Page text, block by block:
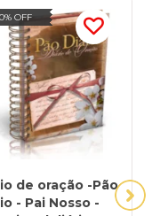
OFF
de oração -Pão
- Pai Nosso -